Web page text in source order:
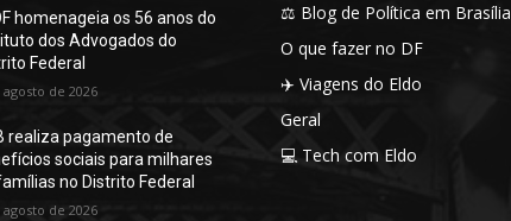
homenageia os 56 anos do
dos Advogados do
Federal
agosto de 2026
realiza pagamento de
sociais para milhares
no Distrito Federal
agosto de 2026
⚖️ Blog de Política em Brasília
O que fazer no DF
✈️ Viagens do Eldo
Geral
💻 Tech com Eldo